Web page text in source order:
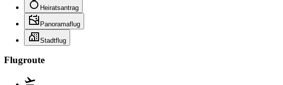
Heiratsantrag
Panoramaflug
Stadtflug
Flugroute